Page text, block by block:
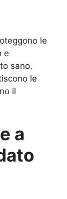
le
e
sano.
le
il
a